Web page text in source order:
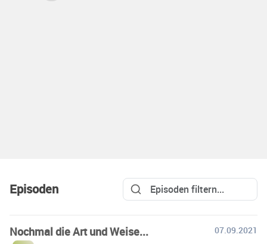
Episoden
Nochmal die Art und Weise...
07.09.2021